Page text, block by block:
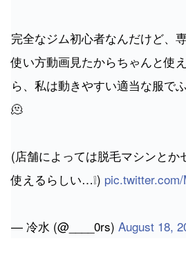
完全なジム初心者なんだけど、
使い方動画見たからちゃんと使
ら、私は動きやすい適当な服で
🫠
(店舗によっては脱毛マシンとか
使えるらしい…❕)
— 冷水 (@____0rs) August 18,